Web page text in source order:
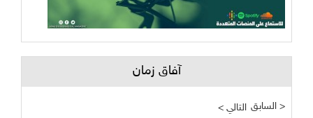
آفاق زمان
< التالي السابق >